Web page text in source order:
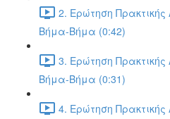
2. Ερώτηση
Βήμα-Βήμα (0:42)
3. Ερώτηση
Βήμα-Βήμα (0:31)
4. Ερώτηση